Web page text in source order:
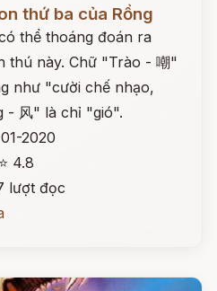
thứ ba của Rồng
thể thoáng đoán ra
thú này. Chữ "Trào - 嘲"
như "cười chế nhạo,
- 风" là chỉ "gió".
2020
⭐ 4.8
lượt đọc